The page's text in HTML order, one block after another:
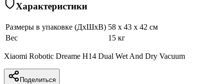
Характеристики
Размеры в упаковке (ДхШхВ) 58 x 43 x 42 см
Вес
15 кг
Xiaomi Robotic Dreame H14 Dual Wet And Dry Vacuum
Поделиться